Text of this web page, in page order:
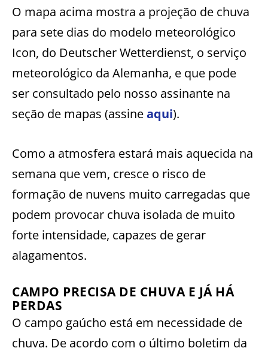
O mapa acima mostra a projeção de chuva
para sete dias do modelo meteorológico
Icon, do Deutscher Wetterdienst, o serviço
meteorológico da Alemanha, e que pode
ser consultado pelo nosso assinante na
seção de mapas (assineaqui).
Como a atmosfera estará mais aquecida na
semana que vem, cresce o risco de
formação de nuvens muito carregadas que
podem provocar chuva isolada de muito
forte intensidade, capazes de gerar
alagamentos.
CAMPO PRECISA DE CHUVA E JÁ HÁ
PERDAS
O campo gaúcho está em necessidade de
chuva. De acordo com o último boletim da